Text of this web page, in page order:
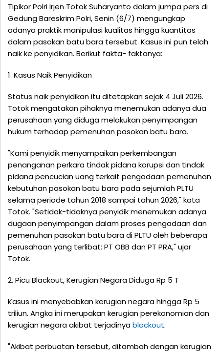
Tipikor Polri Irjen Totok Suharyanto dalam jumpa pers di
Gedung Bareskrim Polri, Senin (6/7) mengungkap
adanya praktik manipulasi kualitas hingga kuantitas
dalam pasokan batu bara tersebut. Kasus ini pun telah
naik ke penyidikan. Berikut fakta- faktanya:
1. Kasus Naik Penyidikan
Status naik penyidikan itu ditetapkan sejak 4 Juli 2026.
Totok mengatakan pihaknya menemukan adanya dua
perusahaan yang diduga melakukan penyimpangan
hukum terhadap pemenuhan pasokan batu bara.
"Kami penyidik menyampaikan perkembangan
penanganan perkara tindak pidana korupsi dan tindak
pidana pencucian uang terkait pengadaan pemenuhan
kebutuhan pasokan batu bara pada sejumlah PLTU
selama periode tahun 2018 sampai tahun 2026," kata
Totok. "Setidak-tidaknya penyidik menemukan adanya
dugaan penyimpangan dalam proses pengadaan dan
pemenuhan pasokan batu bara di PLTU oleh beberapa
perusahaan yang terlibat: PT OBB dan PT PRA," ujar
Totok.
2. Picu Blackout, Kerugian Negara Diduga Rp 5 T
Kasus ini menyebabkan kerugian negara hingga Rp 5
triliun. Angka ini merupakan kerugian perekonomian dan
kerugian negara akibat terjadinyablackout.
"Akibat perbuatan tersebut, ditambah dengan kerugian